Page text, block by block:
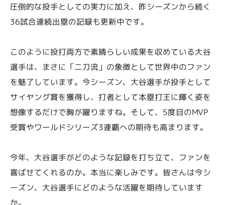
圧倒的な投手としての実力に加え、昨シーズンから続く
36試合連続出塁の記録も更新中です。
このように投打両方で素晴らしい成果を収めている大谷
選手は、まさに「二刀流」の象徴として世界中のファン
を魅了しています。今シーズン、大谷選手が投手として
サイヤング賞を獲得し、打者として本塁打王に輝く姿を
想像するだけで胸が躍りますね。そして、5度目のMVP
受賞やワールドシリーズ3連覇への期待も高まります。
今年、大谷選手がどのような記録を打ち立て、ファンを
喜ばせてくれるのか。本当に楽しみです。皆さんは今シ
ーズン、大谷選手にどのような活躍を期待しています
か。